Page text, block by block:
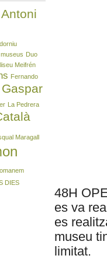
48H
es va
es
museu
limitat.
Antoni
Duo
Meifrén
Fernando
Gaspar
La Pedrera
Maragall
DIES